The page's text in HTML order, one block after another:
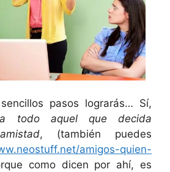
pasos lograrás… Sí,
todo aquel que decida
, (también puedes
amigos-quien-
como dicen por ahí, es